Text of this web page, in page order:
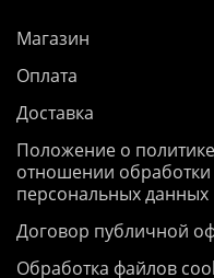
Магазин
Оплата
Доставка
Положение о
отношении обработки
персональных данных
Договор публичной
Обработка файлов